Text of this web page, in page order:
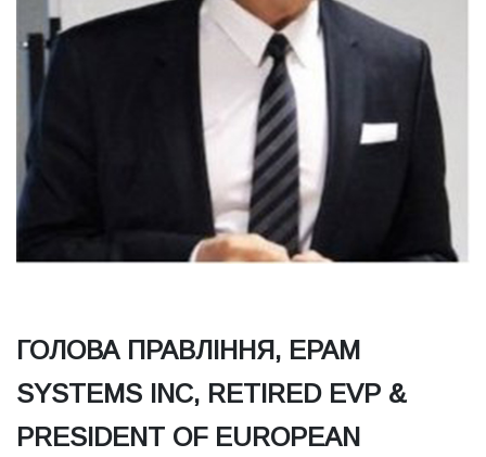
ГОЛОВА ПРАВЛІННЯ, EPAM
SYSTEMS INC, RETIRED EVP &
PRESIDENT OF EUROPEAN